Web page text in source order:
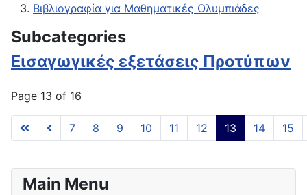
Βιβλιογραφία για Μαθηματικές Ολυμπιάδες
Subcategories
Εισαγωγικές εξετάσεις Προτύπων
Page 13 of 16
7 8 9 10 11 12 13 14 15
Main Menu